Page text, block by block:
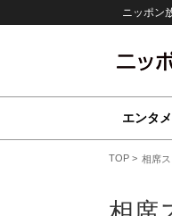
ニッポン
エンタメ
TOP 相席